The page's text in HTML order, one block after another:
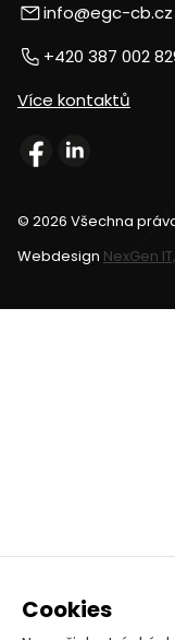
info@egc-cb.cz
+420 387 002
Více kontaktů
© 2026 Všechna
Webdesign NexGen
Cookies